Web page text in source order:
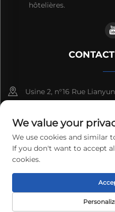
hôtelières.
Usine 2, n°16 Rue
+86-
Droits d'auteur © 2025 cnus
droits réservés. Politique de
We value your
We use cookies and similar
If you don't want to accept
cookies.